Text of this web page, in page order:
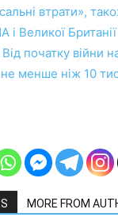
втрати»,
і Великої
початку війни
не менше ніж 10
MORE FROM